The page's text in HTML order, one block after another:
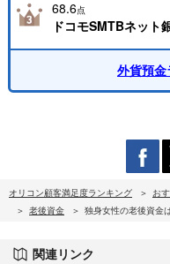
68.6点
ドコモSMTBネット
外貨預
オリコン顧客満足度ランキング お
老後資金
独身女性の老後資金
関連リンク